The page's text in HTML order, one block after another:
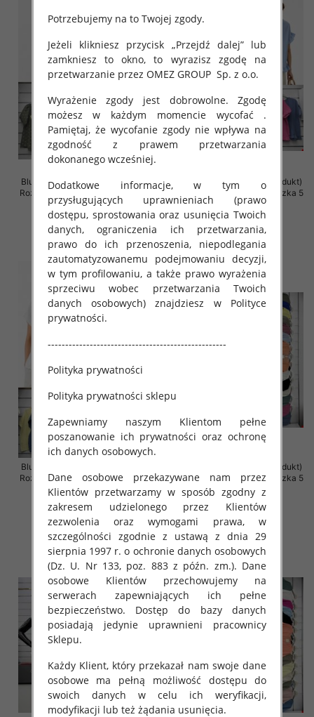
Bluzki damskie (Włoskie produkt)
Roz Standard, Mix Kolor Paczka 5
szt
34.00 zł
szczegóły
Bluzki damskie (Włoskie produkt)
Roz Standard, Mix Kolor Paczka 5
szt
31.00 zł
szczegóły
Bluzki damskie (Włoskie produkt)
Roz Standard, Mix Kolor Paczka 5
szt
29.00 zł
szczegóły
Bluzki damskie (Włoskie produkt)
Roz Standard, Mix Kolor Paczka 5
szt
29.00 zł
szczegóły
Potrzebujemy na to Twojej zgody.
Jeżeli klikniesz przycisk „Przejdź dalej” lub
zamkniesz to okno, to wyrazisz zgodę na
przetwarzanie przez OMEZ GROUP Sp. z o.o.
Wyrażenie zgody jest dobrowolne. Zgodę
możesz w każdym momencie wycofać .
Pamiętaj, że wycofanie zgody nie wpływa na
zgodność z prawem przetwarzania
dokonanego wcześniej.
Dodatkowe informacje, w tym o
przysługujących uprawnieniach (prawo
dostępu, sprostowania oraz usunięcia Twoich
danych, ograniczenia ich przetwarzania,
prawo do ich przenoszenia, niepodlegania
zautomatyzowanemu podejmowaniu decyzji,
w tym profilowaniu, a także prawo wyrażenia
sprzeciwu wobec przetwarzania Twoich
danych osobowych) znajdziesz w Polityce
prywatności.
---------------------------------------------------
Polityka prywatności
Polityka prywatności sklepu
Zapewniamy naszym Klientom pełne
poszanowanie ich prywatności oraz ochronę
ich danych osobowych.
Dane osobowe przekazywane nam przez
Klientów przetwarzamy w sposób zgodny z
zakresem udzielonego przez Klientów
zezwolenia oraz wymogami prawa, w
szczególności zgodnie z ustawą z dnia 29
sierpnia 1997 r. o ochronie danych osobowych
(Dz. U. Nr 133, poz. 883 z późn. zm.). Dane
osobowe Klientów przechowujemy na
serwerach zapewniających ich pełne
bezpieczeństwo. Dostęp do bazy danych
posiadają jedynie uprawnieni pracownicy
Sklepu.
Każdy Klient, który przekazał nam swoje dane
osobowe ma pełną możliwość dostępu do
swoich danych w celu ich weryfikacji,
modyfikacji lub też żądania usunięcia.